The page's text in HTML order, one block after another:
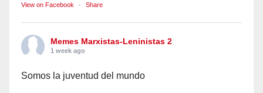
View on Facebook · Share
Memes Marxistas-Leninistas 2
1 week ago
Somos la juventud del mundo